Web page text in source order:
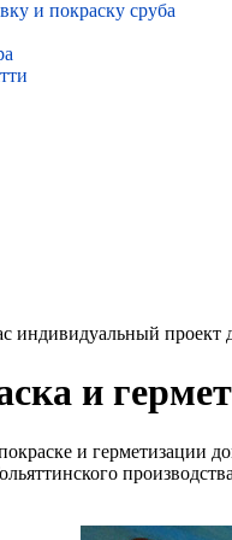
и покраску сруба
индивидуальный проект
и
и герметизации